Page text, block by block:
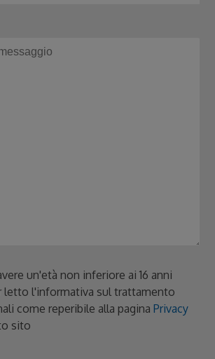
un'età non inferiore ai 16 anni
letto l'informativa sul trattamento
come reperibile alla paginaPrivacy
sito